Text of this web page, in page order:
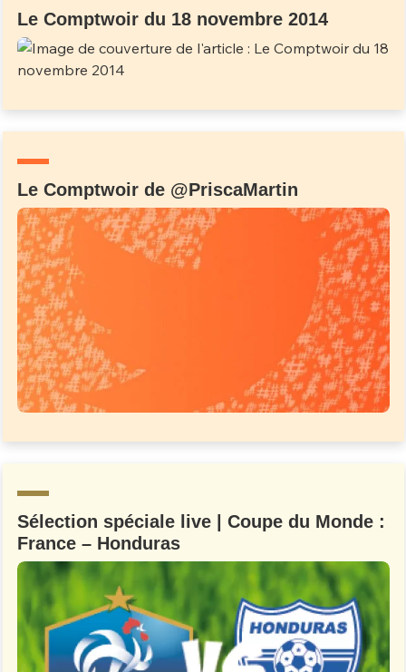
Le Comptwoir du 18 novembre 2014
Le Comptwoir de @PriscaMartin
Sélection spéciale live | Coupe du Monde :
France – Honduras